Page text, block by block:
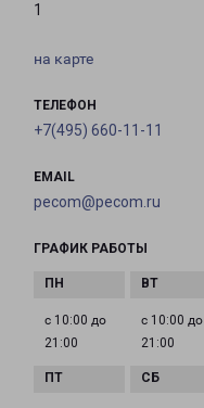
1
на карте
ТЕЛЕФОН
+7(495) 660-11-11
EMAIL
pecom@pecom.ru
ГРАФИК РАБОТЫ
с 10:00 до
21:00
с 10:00 до
21:00